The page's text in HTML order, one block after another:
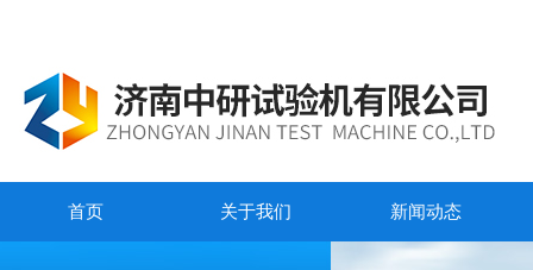
首页 关于我们 新闻动态